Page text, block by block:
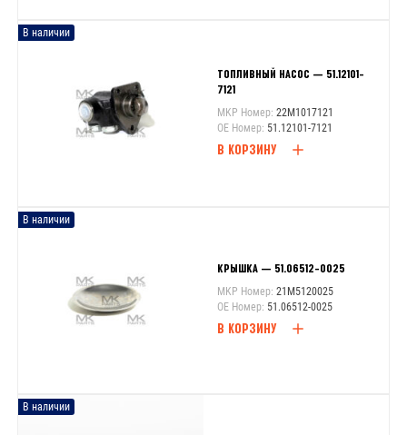
В наличии
ТОПЛИВНЫЙ НАСОС — 51.12101-
7121
MKP Номер: 22M1017121
OE Номер: 51.12101-7121
В КОРЗИНУ
В наличии
КРЫШКА — 51.06512-0025
MKP Номер: 21M5120025
OE Номер: 51.06512-0025
В КОРЗИНУ
В наличии